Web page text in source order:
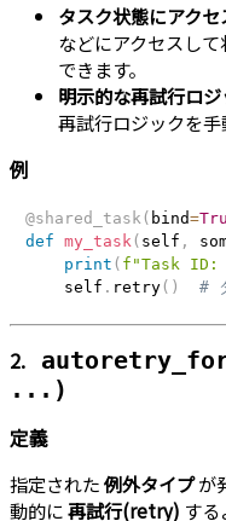
タスク状態にアク
などにアクセスし
できます。
明示的な再試行ロジ
再試行ロジックを手
例
@shared_task( bind=
def my_task( self ,
print ( f"Task ID:
    self
. retry( ) #
2.
...)
定義
指定された例外タイプが
動的に再試行(retry) す